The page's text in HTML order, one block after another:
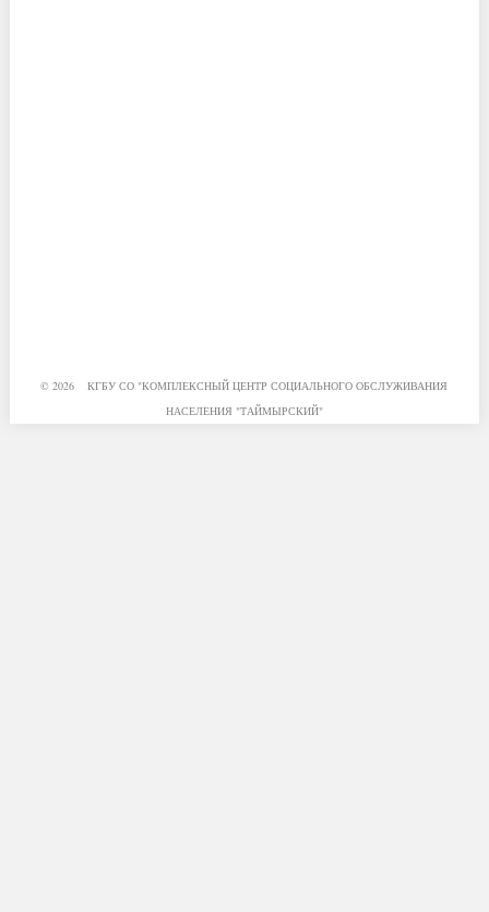
© 2026 КГБУ СО "КОМПЛЕКСНЫЙ ЦЕНТР СОЦИАЛЬНОГО ОБСЛУЖИВАНИЯ
НАСЕЛЕНИЯ "ТАЙМЫРСКИЙ"